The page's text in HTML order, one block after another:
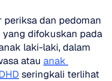
dan pedoman
difokuskan pada
laki-laki, dalam
atau anak
seringkali terlihat